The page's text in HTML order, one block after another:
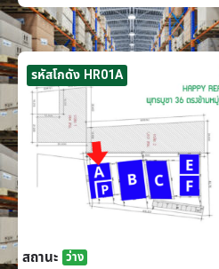
รหัสโกดัง HR01A
สถานะ ว่าง